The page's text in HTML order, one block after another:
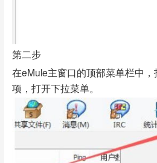
第二步
在eMule主窗口的顶部菜单栏中
项，打开下拉菜单。